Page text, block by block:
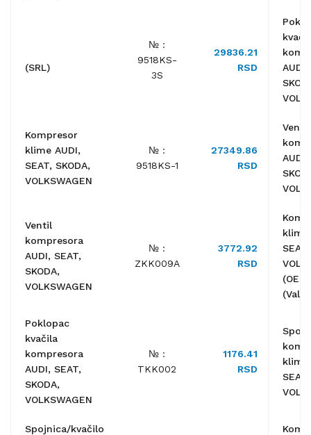
(SRL)
№ :
9518KS-
3S
29836.21
RSD
AUDI,
Kompresor
klime AUDI,
SEAT, SKODA,
VOLKSWAGEN
№ :
9518KS-1
27349.86
RSD
Ventil
AUDI,
Ventil
kompresora
AUDI, SEAT,
SKODA,
VOLKSWAGEN
№ :
ZKK009A
3772.92
RSD
klime
Poklopac
kvačila
kompresora
AUDI, SEAT,
SKODA,
VOLKSWAGEN
№ :
TKK002
1176.41
RSD
klime
Spojnica/kvačilo